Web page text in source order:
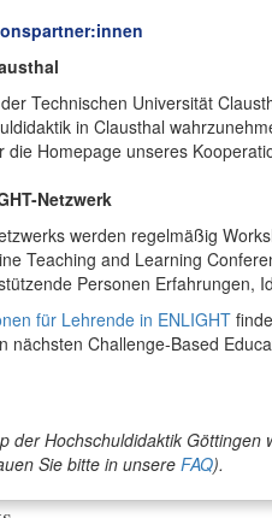
Technischen Universität
in Clausthal
die Homepage unseres
Netzwerk
werden regelmäßig
Teaching and Learning
Personen Erfahrungen,
für Lehrende in ENLIGHT
nächsten Challenge-Based
der Hochschuldidaktik
Sie bitte in unsere FAQ).